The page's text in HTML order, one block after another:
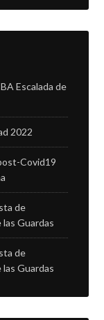
Escalada de
2022
Covid19
de
Guardas
de
Guardas